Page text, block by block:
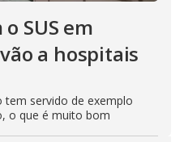
SUS em
a hospitais
tem servido de exemplo
o que é muito bom